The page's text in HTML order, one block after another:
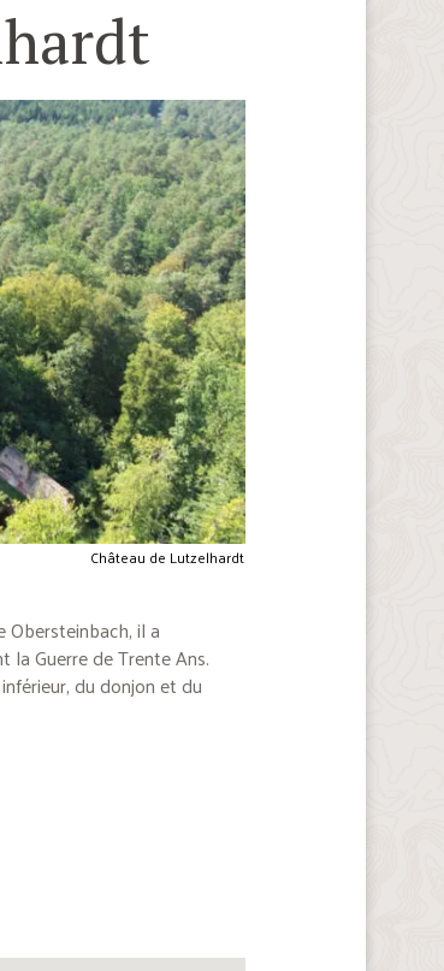
Château de Lutzelhardt
il a
Guerre de Trente Ans.
du donjon et du